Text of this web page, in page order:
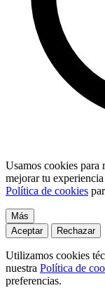
Usamos cookies
mejorar tu
Política de cookies
Más
Aceptar
Rechazar
Utilizamos cookies
nuestra Política de
preferencias.